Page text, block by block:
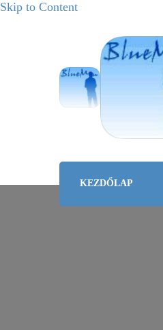
Skip to Content
KEZDŐLAP